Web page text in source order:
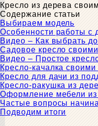
Кресло из дерева
Содержание статьи
Выбираем модель
Особенности работы с
Видео – Как выбрать
Садовое кресло
Видео – Простое
Кресло-качалка своими
Кресло для дачи из
Кресло-ракушка из
Оформление мебели из
Частые вопросы
Подводим итоги